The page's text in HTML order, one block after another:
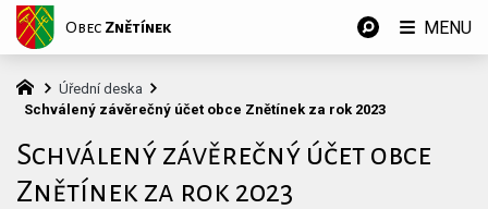
Úřední deska
Schválený závěrečný účet obce Znětínek za rok 2023
Schválený závěrečný účet obce
Znětínek za rok 2023
Obec Znětínek MENU